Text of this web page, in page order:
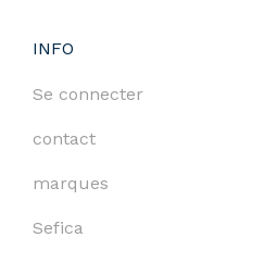
INFO
Se connecter
contact
marques
Sefica